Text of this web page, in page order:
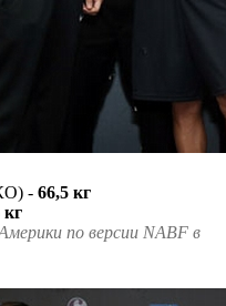
- 66,5 кг
кг
по версии NABF в